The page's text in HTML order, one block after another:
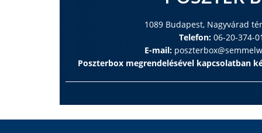
1089 Budapest, Nagyvárad
Telefon:06-20-374-
E-mail:
Poszterbox megrendelésével kapcsolatban